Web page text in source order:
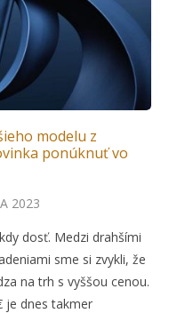
modelu z
ponúknuť vo
2023
dosť. Medzi drahšími
sme si zvykli, že
na trh s vyššou cenou.
je dnes takmer